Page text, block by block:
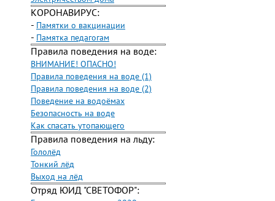
КОРОНАВИРУС:
- Памятки о вакцинации
- Памятка педагогам
Правила поведения на воде:
ВНИМАНИЕ! ОПАСНО!
Правила поведения на воде (1)
Правила поведения на воде (2)
Поведение на водоёмах
Безопасность на воде
Как спасать утопающего
Правила поведения на льду:
Гололёд
Тонкий лёд
Выход на лёд
Отряд ЮИД "СВЕТОФОР":